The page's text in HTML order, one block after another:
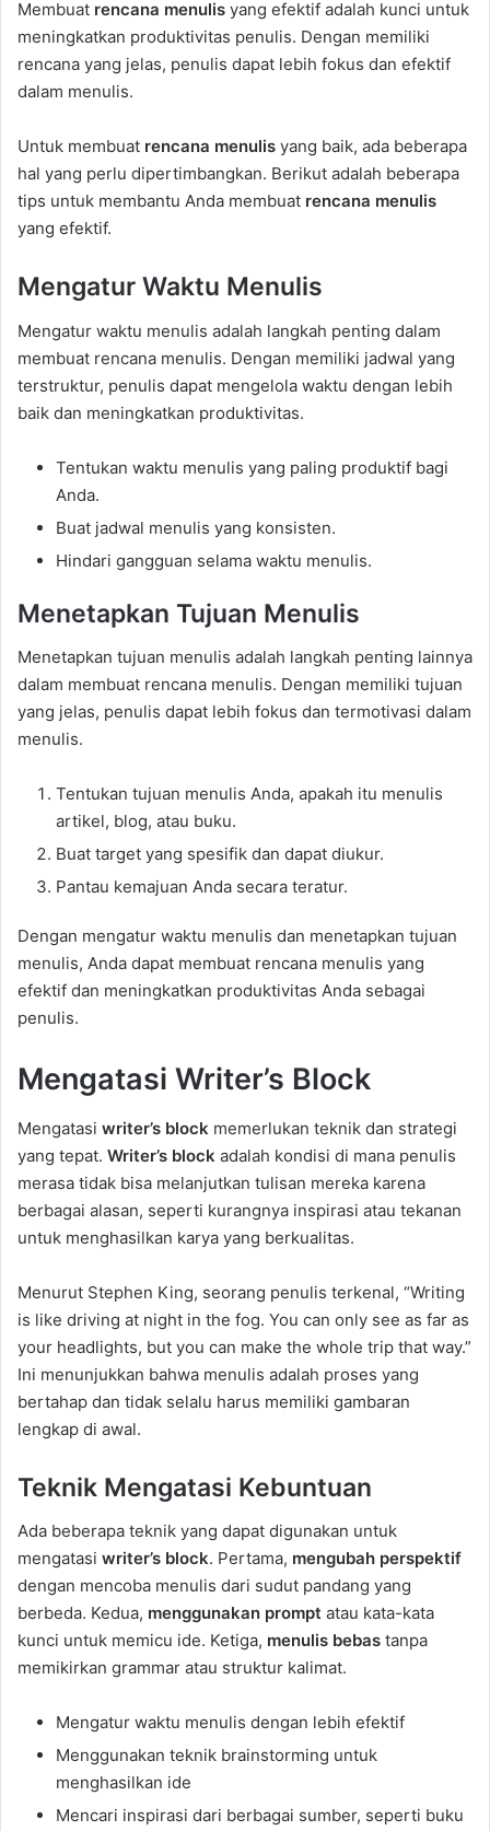
Membuat rencana menulis yang efektif adalah kunci untuk
meningkatkan produktivitas penulis. Dengan memiliki
rencana yang jelas, penulis dapat lebih fokus dan efektif
dalam menulis.
Untuk membuat rencana menulis yang baik, ada beberapa
hal yang perlu dipertimbangkan. Berikut adalah beberapa
tips untuk membantu Anda membuat rencana menulis
yang efektif.
Mengatur Waktu Menulis
Mengatur waktu menulis adalah langkah penting dalam
membuat rencana menulis. Dengan memiliki jadwal yang
terstruktur, penulis dapat mengelola waktu dengan lebih
baik dan meningkatkan produktivitas.
Tentukan waktu menulis yang paling produktif bagi
Anda.
Buat jadwal menulis yang konsisten.
Hindari gangguan selama waktu menulis.
Menetapkan Tujuan Menulis
Menetapkan tujuan menulis adalah langkah penting lainnya
dalam membuat rencana menulis. Dengan memiliki tujuan
yang jelas, penulis dapat lebih fokus dan termotivasi dalam
menulis.
Tentukan tujuan menulis Anda, apakah itu menulis
artikel, blog, atau buku.
Buat target yang spesifik dan dapat diukur.
Pantau kemajuan Anda secara teratur.
Dengan mengatur waktu menulis dan menetapkan tujuan
menulis, Anda dapat membuat rencana menulis yang
efektif dan meningkatkan produktivitas Anda sebagai
penulis.
Mengatasi Writer’s Block
Mengatasi writer’s block memerlukan teknik dan strategi
yang tepat. Writer’s block adalah kondisi di mana penulis
merasa tidak bisa melanjutkan tulisan mereka karena
berbagai alasan, seperti kurangnya inspirasi atau tekanan
untuk menghasilkan karya yang berkualitas.
Menurut Stephen King, seorang penulis terkenal, “Writing
is like driving at night in the fog. You can only see as far as
your headlights, but you can make the whole trip that way.”
Ini menunjukkan bahwa menulis adalah proses yang
bertahap dan tidak selalu harus memiliki gambaran
lengkap di awal.
Teknik Mengatasi Kebuntuan
Ada beberapa teknik yang dapat digunakan untuk
mengatasi writer’s block. Pertama, mengubah perspektif
dengan mencoba menulis dari sudut pandang yang
berbeda. Kedua, menggunakan prompt atau kata-kata
kunci untuk memicu ide. Ketiga, menulis bebas tanpa
memikirkan grammar atau struktur kalimat.
Mengatur waktu menulis dengan lebih efektif
Menggunakan teknik brainstorming untuk
menghasilkan ide
Mencari inspirasi dari berbagai sumber, seperti buku